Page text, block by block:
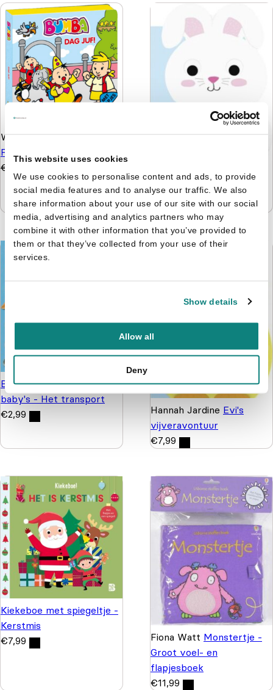
This website uses cookies
We use cookies to personalise content and ads, to provide
social media features and to analyse our traffic. We also
share information about your use of our site with our social
media, advertising and analytics partners who may
combine it with other information that you’ve provided to
them or that they’ve collected from your use of their
services.
Show details
Allow all
Deny
W. BaeleBumba - Dag Juf!
Foamboek
€
Hannah Jardine Kobes
grote avontuur
€5,99
Beeldenboekje voor
baby's - Het transport
€2,99 Hannah Jardine Evi's
vijveravontuur
€7,99
Kiekeboe met spiegeltje -
Kerstmis
€7,99 Fiona Watt Monstertje -
Groot voel- en
flapjesboek
€11,99